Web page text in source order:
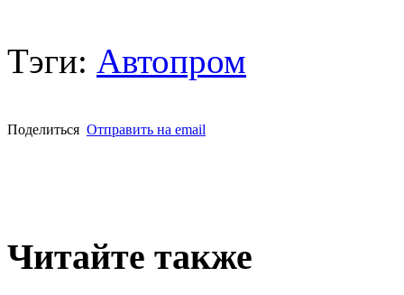
Тэги: Автопром
Поделиться Отправить на email
Читайте также